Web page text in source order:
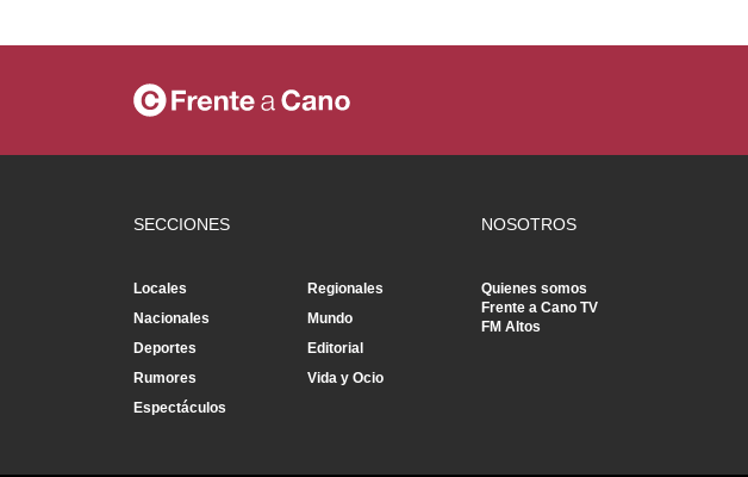
SECCIONES
Locales
Regionales
Nacionales
Mundo
Deportes
Editorial
Rumores
Vida y Ocio
Espectáculos
NOSOTROS
Quienes somos
Frente a Cano TV
FM Altos